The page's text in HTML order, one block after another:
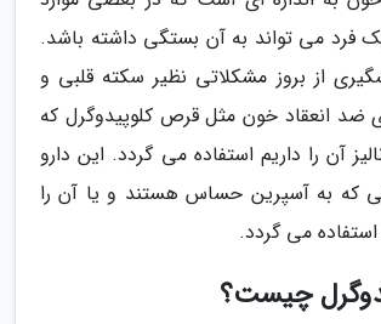
فرد می تواند به آن بستگی داشته باشد.
از بروز مشکلاتی نظیر سکته قلبی و
ضد انعقاد خون مثل قرص کلوپیدوگرل که
آن را داریم استفاده می گردد. این دارو
که به آسپرین حساس هستند و یا آن را
می گردد.
چیست؟